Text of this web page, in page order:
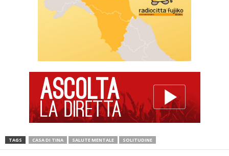
TAGS CASA DI TINA SALUTE MENTALE SOLITUDINE